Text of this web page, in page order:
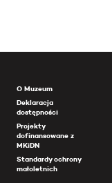
O Muzeum
Deklaracja
dostępności
Projekty
dofinansowane z
MKiDN
Standardy ochrony
małoletnich